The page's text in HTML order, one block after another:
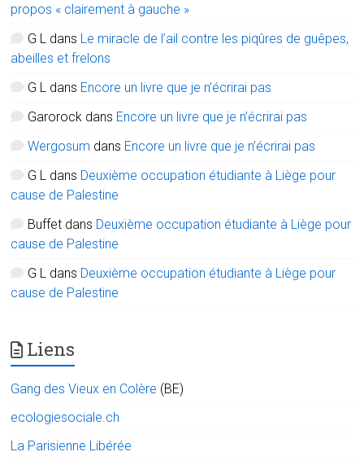
propos « clairement à gauche »
G L dans Le miracle de l’ail contre les piqûres de guêpes,
abeilles et frelons
G L dans Encore un livre que je n’écrirai pas
Garorock dans Encore un livre que je n’écrirai pas
Wergosum dans Encore un livre que je n’écrirai pas
G L dans Deuxième occupation étudiante à Liège pour
cause de Palestine
Buffet dans Deuxième occupation étudiante à Liège pour
cause de Palestine
G L dans Deuxième occupation étudiante à Liège pour
cause de Palestine
Liens
Gang des Vieux en Colère (BE)
ecologiesociale.ch
La Parisienne Libérée